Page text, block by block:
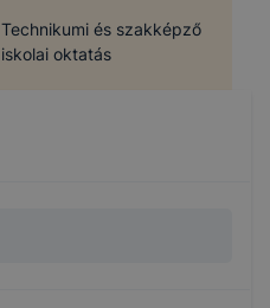
Technikumi és szakképző
iskolai oktatás